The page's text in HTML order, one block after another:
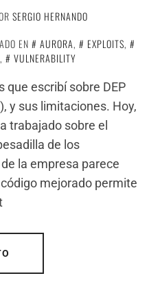
SERGIO HERNANDO
EN AURORA, EXPLOITS,
,
VULNERABILITY
que escribí sobre DEP
y sus limitaciones. Hoy,
trabajado sobre el
de los
la empresa parece
mejorado permite